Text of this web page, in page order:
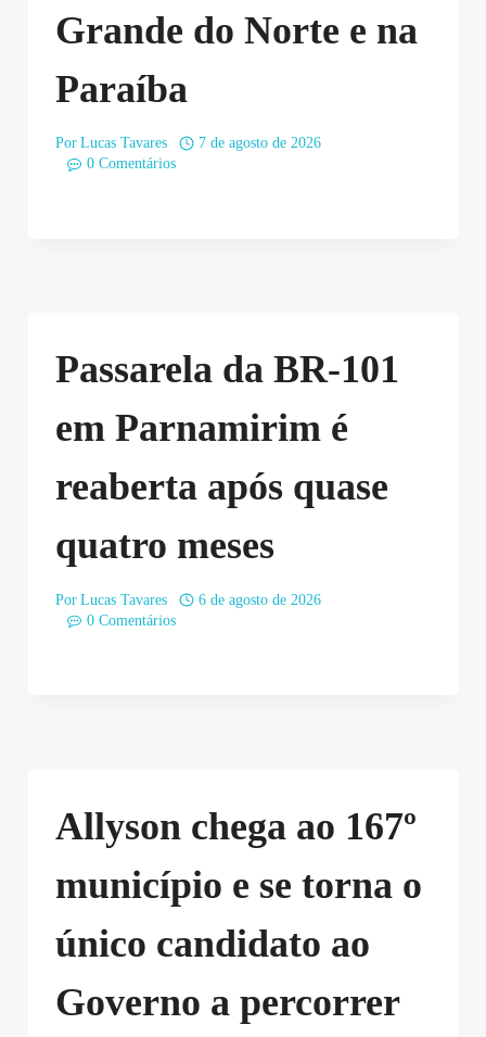
Grande do Norte e na
Paraíba
Por Lucas Tavares
7 de agosto de 2026
0 Comentários
Passarela da BR-101
em Parnamirim é
reaberta após quase
quatro meses
Por Lucas Tavares
6 de agosto de 2026
0 Comentários
Allyson chega ao 167º
município e se torna o
único candidato ao
Governo a percorrer